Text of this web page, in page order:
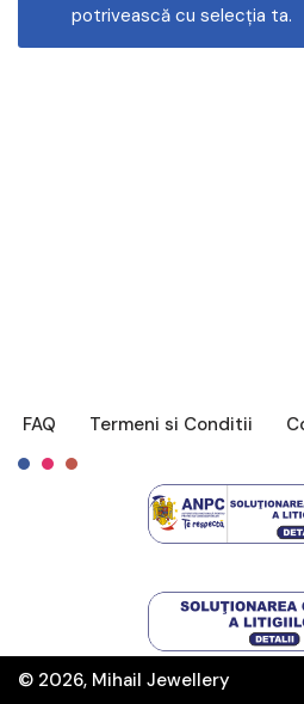
potrivească cu selecția ta.
FAQ Termeni si Conditii
© 2026, Mihail Jewellery